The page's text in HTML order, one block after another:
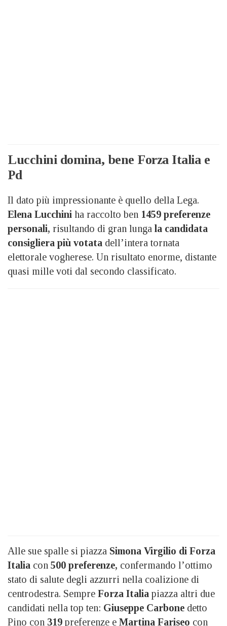
Lucchini domina, bene Forza Italia e
Pd
Il dato più impressionante è quello della Lega.
Elena Lucchini ha raccolto ben 1459 preferenze
personali, risultando di gran lunga la candidata
consigliera più votata dell’intera tornata
elettorale vogherese. Un risultato enorme, distante
quasi mille voti dal secondo classificato.
Alle sue spalle si piazza Simona Virgilio di Forza
Italia con 500 preferenze, confermando l’ottimo
stato di salute degli azzurri nella coalizione di
centrodestra. Sempre Forza Italia piazza altri due
candidati nella top ten: Giuseppe Carbone detto
Pino con 319 preferenze e Martina Fariseo con